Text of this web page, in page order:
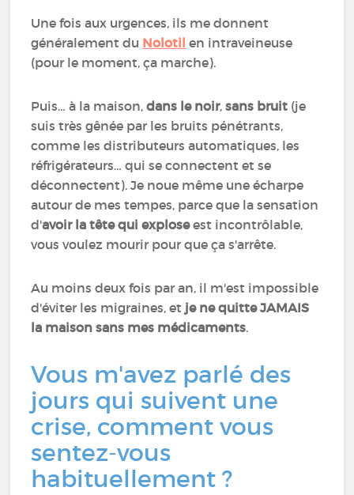
Une fois aux urgences, ils me donnent
généralement du Nolotil en intraveineuse
(pour le moment, ça marche).
Puis… à la maison,dans le noir,sans bruit (je
suis très gênée par les bruits pénétrants,
comme les distributeurs automatiques, les
réfrigérateurs… qui se connectent et se
déconnectent). Je noue même une écharpe
autour de mes tempes, parce que la sensation
d'avoir la tête qui exploseest incontrôlable,
vous voulez mourir pour que ça s'arrête.
Au moins deux fois par an, il m'est impossible
d'éviter les migraines, et je ne quitte JAMAIS
la maison sans mes médicaments.
Vous m'avez parlé des
jours qui suivent une
crise, comment vous
sentez-vous
habituellement ?